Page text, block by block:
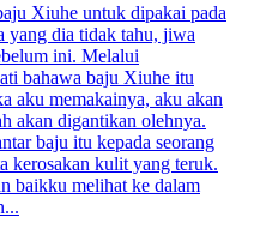
Xiuhe untuk dipakai pada
yang dia tidak tahu, jiwa
ini. Melalui
bahawa baju Xiuhe itu
aku memakainya, aku akan
akan digantikan olehnya.
baju itu kepada seorang
kerosakan kulit yang teruk.
baikku melihat ke dalam